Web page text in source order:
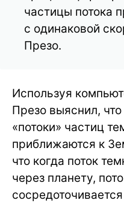
частицы потока
с одинаковой
Презо.
Используя
Презо выяснил,
«потоки» частиц
приближаются к
что когда поток
через планету,